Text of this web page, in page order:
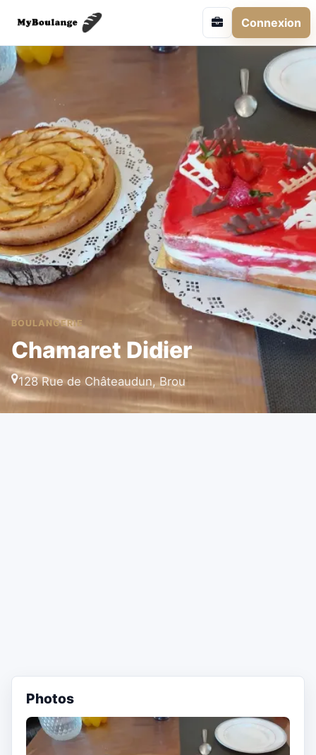
Connexion
BOULANGERIE
Chamaret Didier
128 Rue de Châteaudun, Brou
Photos